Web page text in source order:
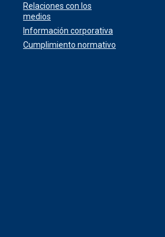
Relaciones con los
medios
Información corporativa
Cumplimiento normativo